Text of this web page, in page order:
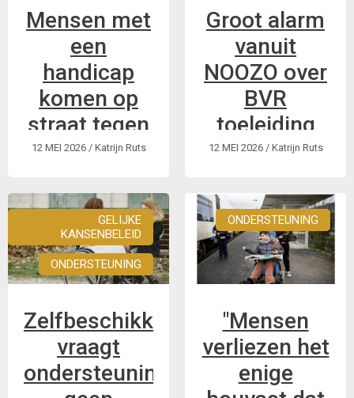
in de wetteksten
Mensen met
een
handicap
komen op
straat tegen
geplande
bij het VAPH
“We willen
vooruitgang, geen
achteruitgang”
12 MEI 2026/ Katrijn Ruts
Groot alarm
vanuit
NOOZO over
BVR
toeleiding
PVB
hervorming stop!
12 MEI 2026/ Katrijn Ruts
GELIJKE
KANSENBELEID
ONDERSTEUNING
Zelfbeschikking
vraagt
ondersteuning,
ONDERSTEUNING
"Mensen
verliezen het
enige